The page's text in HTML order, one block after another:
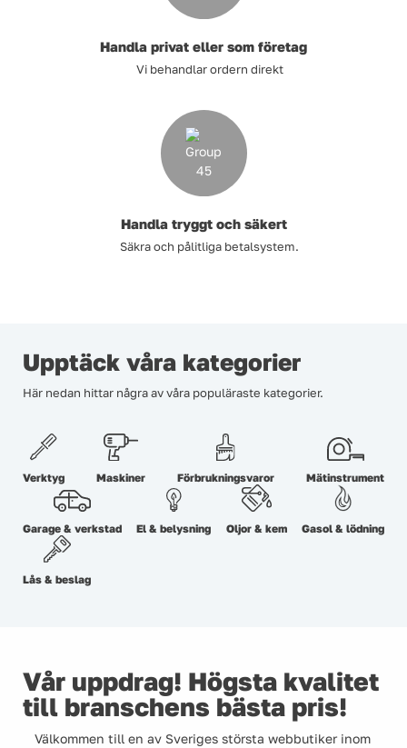
Handla privat eller som företag
Vi behandlar ordern direkt
Handla tryggt och säkert
Säkra och pålitliga betalsystem.
Upptäck våra kategorier
Här nedan hittar några av våra populäraste kategorier.
Verktyg Maskiner Förbrukningsvaror Mätinstrument
Garage & verkstad El & belysning Oljor & kem Gasol & lödning
Lås & beslag
Vår uppdrag! Högsta kvalitet
till branschens bästa pris!
Välkommen till en av Sveriges största webbutiker inom